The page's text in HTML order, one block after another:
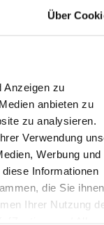
Über
Anzeigen zu
anbieten zu
zu analysieren.
Verwendung
Werbung und
Informationen
die Sie ihnen
Ihrer Nutzung